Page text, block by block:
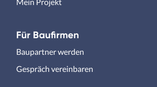
Mein Projekt
Für Baufirmen
Baupartner werden
Gespräch vereinbaren